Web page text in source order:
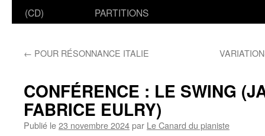
(CD)
PARTITIONS
← POUR RÉSONNANCE ITALIE
CONFÉRENCE : LE SWING
FABRICE EULRY)
Publié le23 novembre 2024par Le Canard du pianiste